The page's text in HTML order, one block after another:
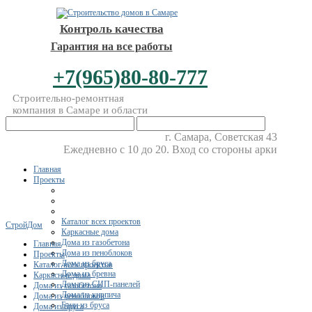
Контроль качества
Гарантия на все работы
+7(965)80-80-777
Строительно-ремонтная
компания в Самаре и области
г. Самара, Советская 43
Ежедневно с 10 до 20. Вход со стороны арки
Главная
Проекты
Каталог всех проектов
Каркасные дома
Дома из газобетона
Дома из пеноблоков
Дома из бруса
Дома из бревна
Дома из СИП-панелей
Дома из кирпича
Бани из бруса
СтройДом
Главная
Проекты
Каталог всех проектов
Каркасные дома
Дома из газобетона
Дома из пеноблоков
Дома из бруса